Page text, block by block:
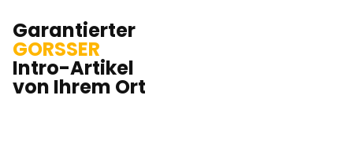
Garantierter
GORSSER
Intro-Artikel
von Ihrem Ort